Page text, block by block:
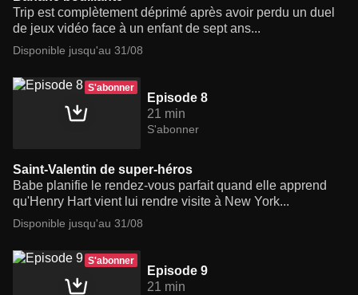
Trip est complètement déprimé après avoir perdu un duel
de jeux vidéo face à un enfant de sept ans...
Disponible jusqu'au 31/08
S'abonner
Episode 8
21 min
S'abonner
Saint-Valentin de super-héros
Babe planifie le rendez-vous parfait quand elle apprend
qu'Henry Hart vient lui rendre visite à New York...
Disponible jusqu'au 31/08
S'abonner
Episode 9
21 min